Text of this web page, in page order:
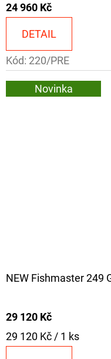
24 960 Kč
DETAIL
Kód: 220/PRE
Novinka
NEW Fishmaster 249
29 120 Kč
Měrná
29 120 Kč / 1 ks